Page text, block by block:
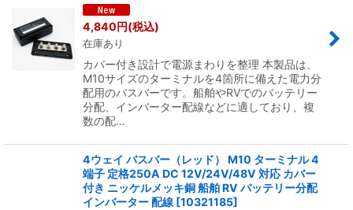
4,840円(税込)
在庫あり
カバー付き設計で電源まわりを整理 本製品は、
M10サイズのターミナルを4箇所に備えた電力分
配用のバスバーです。船舶やRVでのバッテリー
分配、インバーター配線などに適しており、複
数の配…
4ウェイ バスバー（レッド） M10 ターミナル 4
端子 定格250A DC 12V/24V/48V 対応 カバー
付き ニッケルメッキ銅 船舶 RV バッテリー分配
インバーター 配線 [10321185]